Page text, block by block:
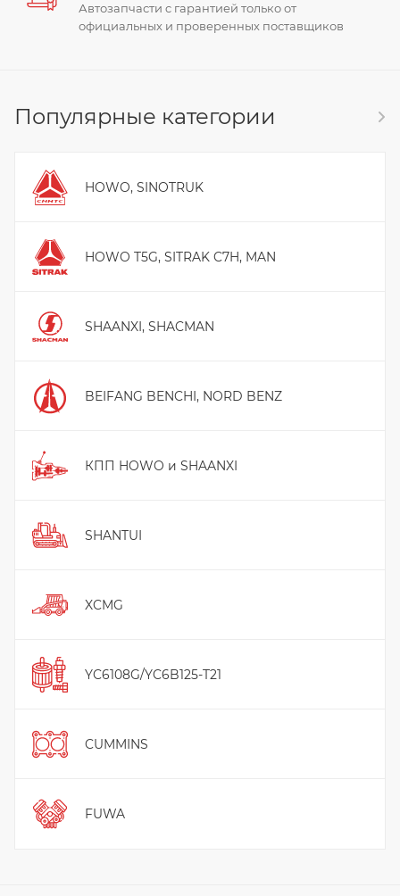
Автозапчасти c гарантией только от
официальных и проверенных поставщиков
Популярные категории
HOWO, SINOTRUK
HOWO T5G, SITRAK C7H, MAN
SHAANXI, SHACMAN
BEIFANG BENCHI, NORD BENZ
КПП HOWO и SHAANXI
SHANTUI
XCMG
YC6108G/YC6B125-T21
CUMMINS
FUWA